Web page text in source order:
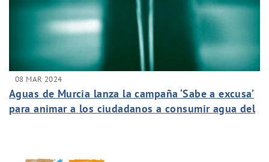
08 MAR 2024
Aguas de Murcia lanza la campaña ‘Sabe a excusa’
para animar a los ciudadanos a consumir agua del